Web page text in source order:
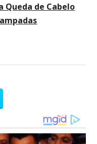
Queda de Cabelo